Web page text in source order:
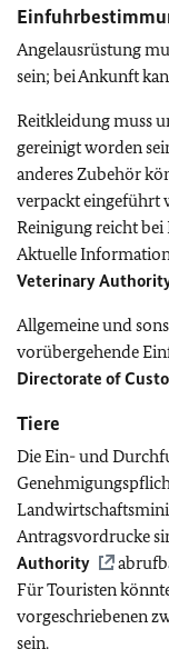
Angelausrüstung
sein; bei Ankunft
Reitkleidung muss
gereinigt worden
anderes Zubehör
verpackt eingeführt
Reinigung reicht bei
Aktuelle
Veterinary
Allgemeine und
vorübergehende
Directorate of
Tiere
Die Ein- und
Antragsvordrucke
Authority
Für Touristen
vorgeschriebenen
sein.